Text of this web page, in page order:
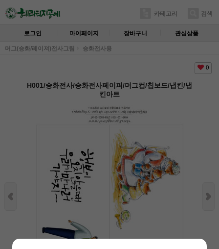
카테고리 검색
로그인 마이페이지 장바구니 관심상품
머그(승화/레이져)전사그림 승화전사용
0
H001/승화전사/승화전사페이퍼/머그컵/칩보드/냅킨/냅
킨아트